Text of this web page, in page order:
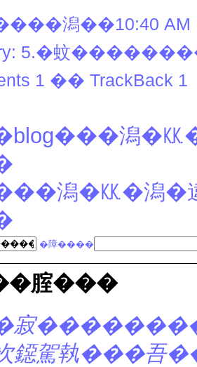
潟��10:40 AM
5.�蚊
1 �� TrackBack 1
潟�㏍
潟�㏍�潟�
�障����
腟���
寂
鐚駕執���吾